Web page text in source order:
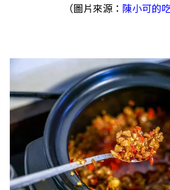
（圖片來源： 陳小可的